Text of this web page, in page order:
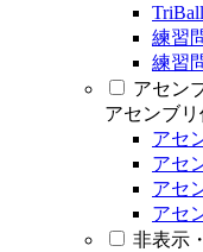
練習
練習
アセン
アセンブリ
アセ
アセ
アセ
アセ
非表示